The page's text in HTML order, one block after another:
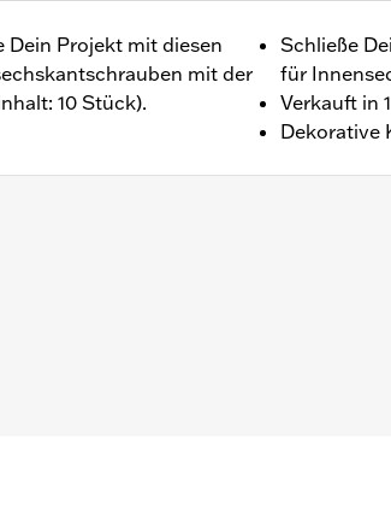
Dein Projekt mit diesen
mit der
10 Stück).
Schließe
für
Verkauft in
Dekorative